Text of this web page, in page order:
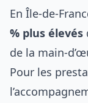
En Île-de-
% plus élevés
de la main-
Pour les